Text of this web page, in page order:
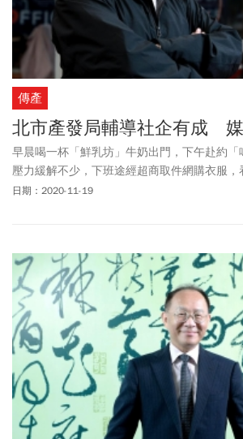
傳產
北市產發局輔導社企有成
早晨喝一杯「鮮乳坊」牛奶出門，下午赴約「
壓力緩解不少，下班途經超商取件網購衣服，
「配客嘉」循環包材，覺得自己又更愛地球了
日期：2020-11-19